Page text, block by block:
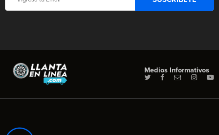
Medios Informativos